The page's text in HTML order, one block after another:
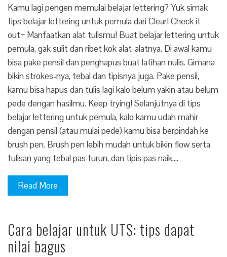
Kamu lagi pengen memulai belajar lettering? Yuk simak
tips belajar lettering untuk pemula dari Clear! Check it
out~ Manfaatkan alat tulismu! Buat belajar lettering untuk
pemula, gak sulit dan ribet kok alat-alatnya. Di awal kamu
bisa pake pensil dan penghapus buat latihan nulis. Gimana
bikin strokes-nya, tebal dan tipisnya juga. Pake pensil,
kamu bisa hapus dan tulis lagi kalo belum yakin atau belum
pede dengan hasilmu. Keep trying! Selanjutnya di tips
belajar lettering untuk pemula, kalo kamu udah mahir
dengan pensil (atau mulai pede) kamu bisa berpindah ke
brush pen. Brush pen lebih mudah untuk bikin flow serta
tulisan yang tebal pas turun, dan tipis pas naik.…
Read More
Cara belajar untuk UTS: tips dapat
nilai bagus